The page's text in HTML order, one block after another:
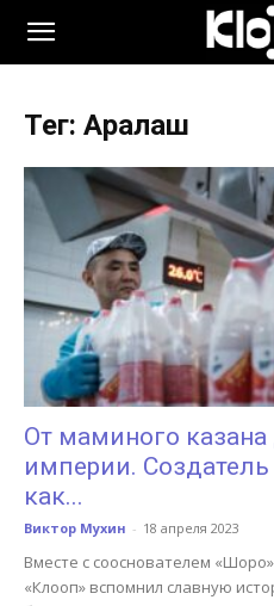
KLOOP.KG
Новости
Кыргызстана
Тег: Аралаш
От маминого казана
империи.
как...
Виктор Мухин - 18 апреля 2023
Вместе с сооснователем
«Клооп» вспомнил славную